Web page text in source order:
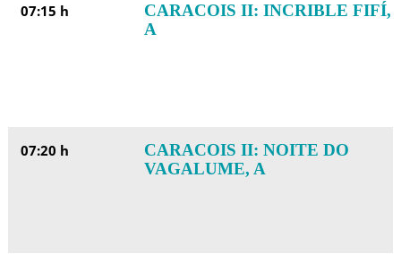
07:15 h
CARACOIS II: INCRIBLE FIFÍ,
A
07:20 h
CARACOIS II: NOITE DO
VAGALUME, A